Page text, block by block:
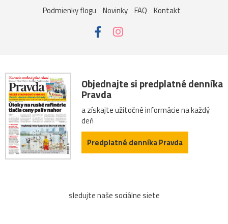
Podmienky flogu Novinky FAQ Kontakt
Objednajte si predplatné denníka
Pravda
a získajte užitočné informácie na každý
deň
Predplatné denníka Pravda
sledujte naše sociálne siete